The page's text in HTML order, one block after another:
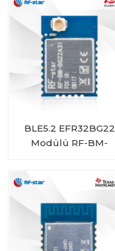
BLE5.2 EFR32BG22
Modülü RF-BM-